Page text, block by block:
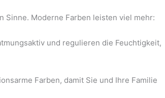
Sinne. Moderne Farben leisten viel mehr:
und regulieren die Feuchtigkeit,
Farben, damit Sie und Ihre Familie